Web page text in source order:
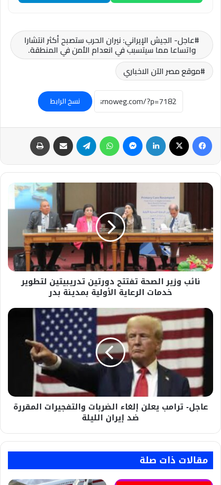
عاجل- الجيش الإيراني: نيران الحرب ستصبح أكثر انتشارا
واتساعا مما سيتسبب في انعدام الأمن في المنطقة.
موقع مصر الآن الاخباري
نسخ الرابط
فيسبوك لينكدإن ماسنجر واتساب تيلقرام مشاركة عبر البريد
نائب
دورتين
تدريبيتين
لتطوير
خدمات
الرعاية
الأوليةنائب وزير الصحة تفتتح دورتين تدريبيتين لتطوير
خدمات الرعاية الأولية بمدينة بدر
عاجل-
ترامب
يعلن
الضربات
والتفجيرات
المقررة
إيران
الليلة
عاجل- ترامب يعلن إلغاء الضربات والتفجيرات المقررة
ضد إيران الليلة
مقالات ذات صلة